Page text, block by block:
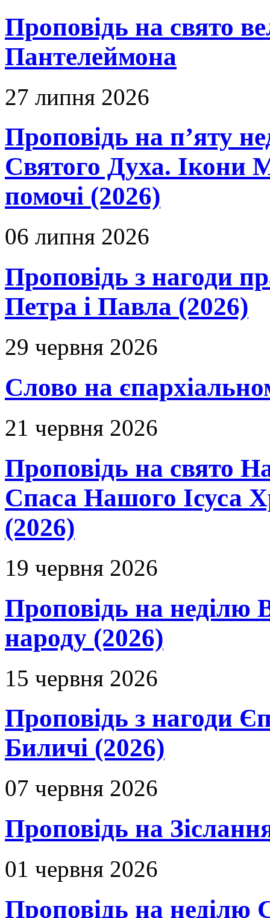
Проповідь на свято
Пантелеймона
27 липня 2026
Проповідь на п’яту
Святого Духа. Ікони
помочі (2026)
06 липня 2026
Проповідь з нагоди
Петра і Павла (2026)
29 червня 2026
Слово на
21 червня 2026
Проповідь на свято
Спаса Нашого Ісуса
(2026)
19 червня 2026
Проповідь на неділю
народу (2026)
15 червня 2026
Проповідь з нагоди
Биличі (2026)
07 червня 2026
Проповідь на
01 червня 2026
Проповідь на неділю